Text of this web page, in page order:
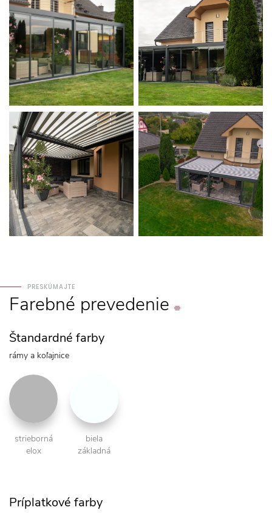
PRESKÚMAJTE
Farebné prevedenie
Štandardné farby
rámy a koľajnice
strieborná
elox
biela
základná
Príplatkové farby